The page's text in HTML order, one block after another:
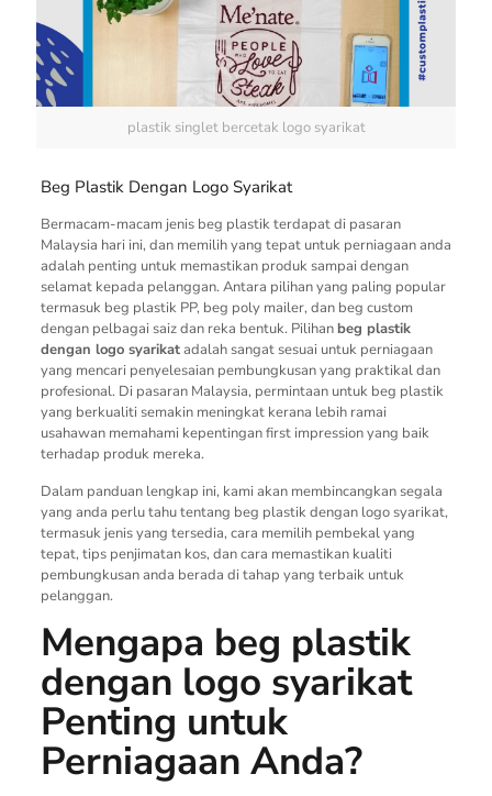
plastik singlet bercetak logo syarikat
Beg Plastik Dengan Logo Syarikat
Bermacam-macam jenis beg plastik terdapat di pasaran
Malaysia hari ini, dan memilih yang tepat untuk perniagaan anda
adalah penting untuk memastikan produk sampai dengan
selamat kepada pelanggan. Antara pilihan yang paling popular
termasuk beg plastik PP, beg poly mailer, dan beg custom
dengan pelbagai saiz dan reka bentuk. Pilihanbeg plastik
dengan logo syarikatadalah sangat sesuai untuk perniagaan
yang mencari penyelesaian pembungkusan yang praktikal dan
profesional. Di pasaran Malaysia, permintaan untuk beg plastik
yang berkualiti semakin meningkat kerana lebih ramai
usahawan memahami kepentingan first impression yang baik
terhadap produk mereka.
Dalam panduan lengkap ini, kami akan membincangkan segala
yang anda perlu tahu tentang beg plastik dengan logo syarikat,
termasuk jenis yang tersedia, cara memilih pembekal yang
tepat, tips penjimatan kos, dan cara memastikan kualiti
pembungkusan anda berada di tahap yang terbaik untuk
pelanggan.
Mengapa beg plastik
dengan logo syarikat
Penting untuk
Perniagaan Anda?